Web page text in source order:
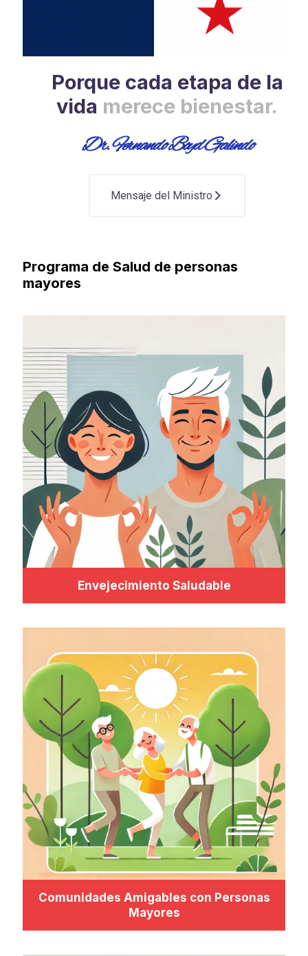
Porque cada etapa de la
vida merece bienestar.
Dr. Fernando Boyd Galindo
Mensaje del Ministro
Programa de Salud de personas
mayores
Envejecimiento Saludable
Comunidades Amigables con Personas
Mayores